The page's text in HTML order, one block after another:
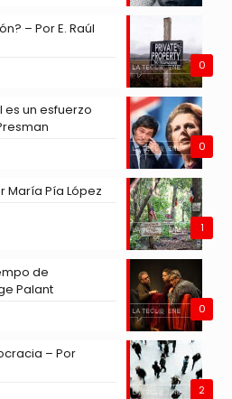
0
– Por E. Raúl
0
es un esfuerzo
1
María Pía López
0
de
Palant
2
– Por